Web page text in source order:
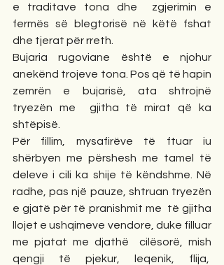
e traditave tona dhe  zgjerimin e
fermës së blegtorisë në këtë fshat
dhe tjerat për rreth.
Bujaria rugoviane është e njohur
anekënd trojeve tona. Pos që të hapin
zemrën e bujarisë, ata shtrojnë
tryezën me  gjitha të mirat që ka
shtëpisë.
Për fillim, mysafirëve të ftuar iu
shërbyen me përshesh me tamel të
deleve i cili ka shije të këndshme. Në
radhe, pas një pauze, shtruan tryezën
e gjatë për të pranishmit me  të gjitha
llojet e ushqimeve vendore, duke filluar
me pjatat me djathë  cilësorë, mish
qengji të pjekur, leqenik, flija,